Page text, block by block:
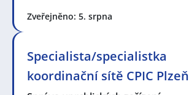
Zveřejněno: 5. srpna
Specialista/specialistka
koordinační sítě CPIC Plzeň